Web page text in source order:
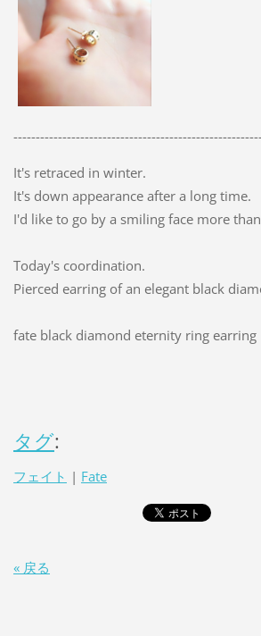
It's retraced in winter.
It's down appearance after a long time.
I'd like to go by a smiling face more
Today's coordination.
Pierced earring of an elegant black
fate black diamond eternity ring earring
タグ:
フェイト | Fate
« 戻る